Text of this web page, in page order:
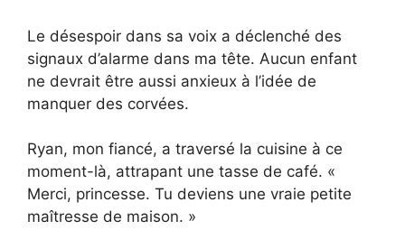
Le désespoir dans sa voix a déclenché des
signaux d’alarme dans ma tête. Aucun enfant
ne devrait être aussi anxieux à l’idée de
manquer des corvées.
Ryan, mon fiancé, a traversé la cuisine à ce
moment-là, attrapant une tasse de café. «
Merci, princesse. Tu deviens une vraie petite
maîtresse de maison. »